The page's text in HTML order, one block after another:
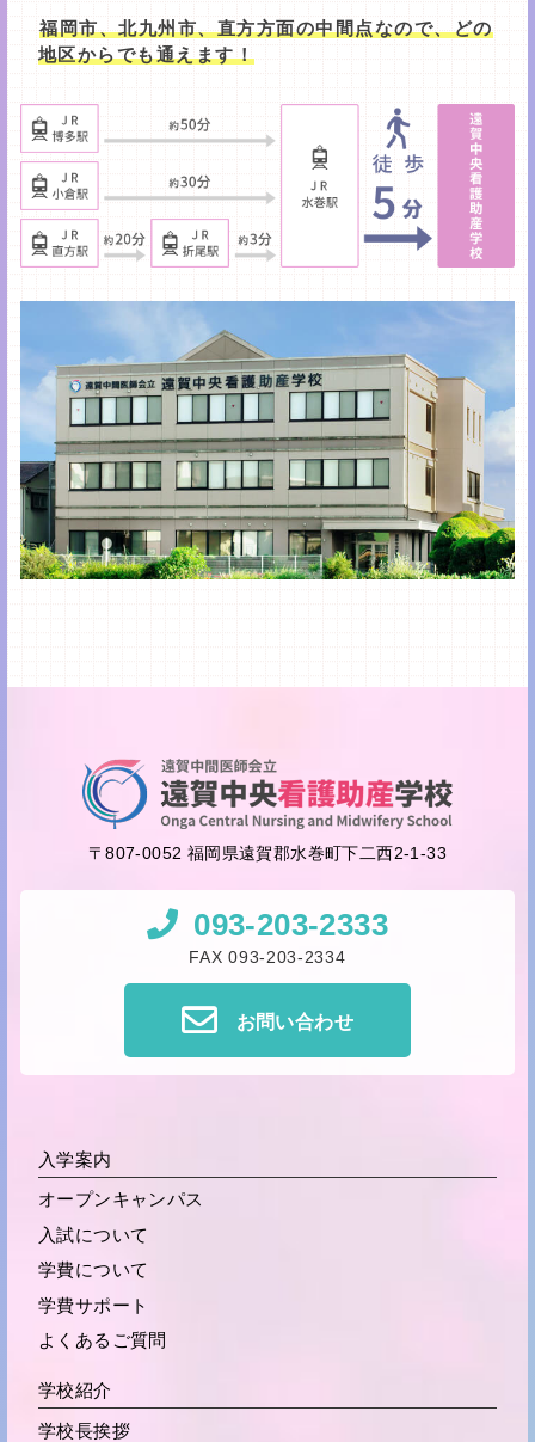
福岡市、北九州市、直方方面の中間点なので、どの
地区からでも通えます！
〒807-0052 福岡県遠賀郡水巻町下二西2-1-33
093-203-2333
FAX 093-203-2334
お問い合わせ
入学案内
オープンキャンパス
入試について
学費について
学費サポート
よくあるご質問
学校紹介
学校長挨拶